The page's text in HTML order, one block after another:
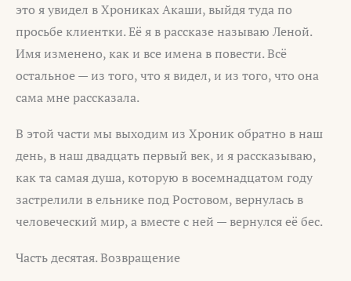
это я увидел в Хрониках Акаши, выйдя туда по
просьбе клиентки. Её я в рассказе называю Леной.
Имя изменено, как и все имена в повести. Всё
остальное — из того, что я видел, и из того, что она
сама мне рассказала.
В этой части мы выходим из Хроник обратно в наш
день, в наш двадцать первый век, и я рассказываю,
как та самая душа, которую в восемнадцатом году
застрелили в ельнике под Ростовом, вернулась в
человеческий мир, а вместе с ней — вернулся её бес.
Часть десятая. Возвращение